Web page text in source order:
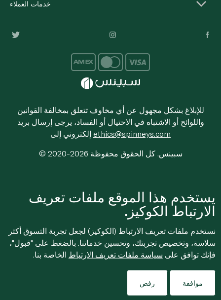
خدمات العملاء
للإبلاغ بشكل مجهول عن أي مخاوف تتعلق بمخالفة القوانين
واللوائح أو الاشتباه في الاحتيال أو الفساد، يرجى إرسال بريد
ethics@spinneys.com
© 2020-2026 سبينس. كل الحقوق محفوظة
يستخدم هذا الموقع ملفات تعريف
الارتباط الكوكيز.
نستخدم ملفات تعريف الارتباط (الكوكيز) لجعل تجربة التسوق أكثر
سلاسة، وتخصيص تجربتك، وتحسين خدماتنا. بالضغط على "قبول"،
فإنك توافق على سياسة ملفات تعريف الارتباط الخاصة بنا.
موافقة رفض